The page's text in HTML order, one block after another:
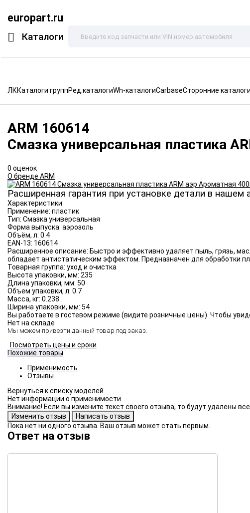
europart.ru
Каталоги
ЛККаталоги группРед.каталогиWh-каталогиCarbaseСторонние каталоги
ARM 160614
Смазка универсальная пластика
0 оценок
О бренде ARM
Расширенная гарантия при установке детали в нашем
Характеристики
Применение: пластик
Тип: Смазка универсальная
Форма выпуска: аэрозоль
Объём, л: 0.4
EAN-13: 160614
Расширенное описание: Быстро и эффективно удаляет пыль, грязь,
обладает антистатическим эффектом. Предназначен для обработки
Товарная группа: уход и очистка
Высота упаковки, мм: 235
Длина упаковки, мм: 50
Объем упаковки, л: 0.7
Масса, кг: 0.238
Ширина упаковки, мм: 54
Вы работаете в гостевом режиме (видите розничные цены). Чтобы
Нет на складе
Мы можем привезти данный товар под заказ.
Посмотреть цены и сроки
Похожие товары
Применимость
Отзывы
Нет информации о применимости
Внимание! Если вы измените текст своего отзыва, то будут удалены
Пока нет ни одного отзыва. Ваш отзыв может стать первым.
Ответ на отзыв